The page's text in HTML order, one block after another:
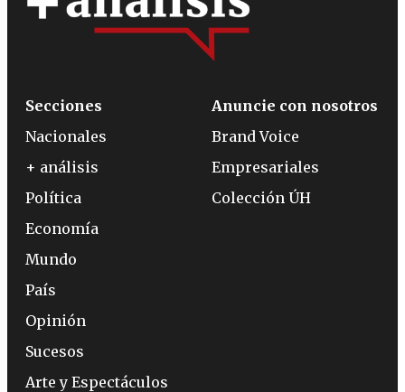
Secciones
Nacionales
+ análisis
Política
Economía
Mundo
País
Opinión
Sucesos
Arte y Espectáculos
Anuncie con nosotros
Brand Voice
Empresariales
Colección ÚH